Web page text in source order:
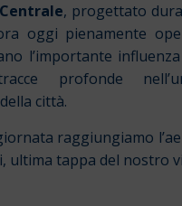
, progettato
oggi pienamente
l’importante
profonde
città.
raggiungiamo
ultima tappa del nostro